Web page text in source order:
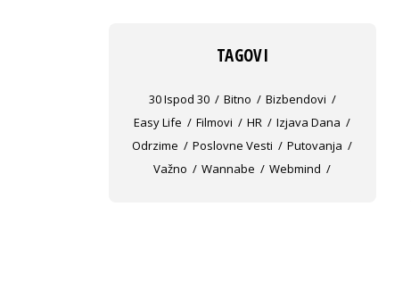
TAGOVI
30 Ispod 30 Bitno
Bizbendovi
Easy Life
Filmovi HR
Izjava Dana
Odrzime
Poslovne Vesti
Putovanja
Važno
Wannabe Webmind